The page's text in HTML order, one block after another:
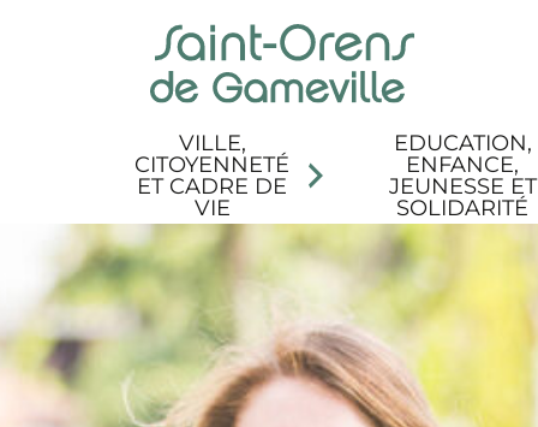
VILLE,
CITOYENNETÉ
ET CADRE DE
VIE
EDUCATION,
ENFANCE,
JEUNESSE ET
SOLIDARITÉ